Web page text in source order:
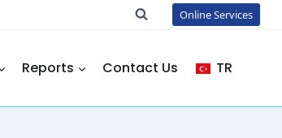
Online Services
Reports Contact Us TR